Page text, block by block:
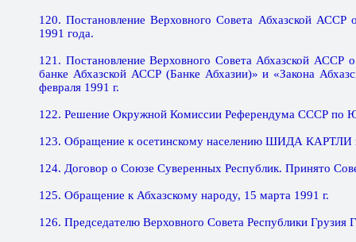
120. Постановление Верховного Совета Абхазской
1991 года.
121. Постановление Верховного Совета Абхазской АССР
банке Абхазской АССР (Банке Абхазии)» и «Закона
февраля 1991 г.
122. Решение Окружной Комиссии Референдума СССР по
123. Обращение к осетинскому населению ШИДА КАРТЛИ
124. Договор о Союзе Суверенных Республик. Принято
125. Обращение к Абхазскому народу, 15 марта 1991 г.
126. Председателю Верховного Совета Республики Грузия